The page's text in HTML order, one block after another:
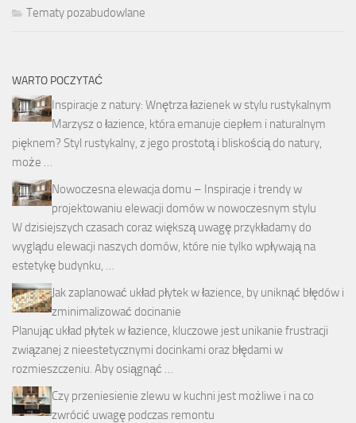
Tematy pozabudowlane
WARTO POCZYTAĆ
Inspiracje z natury: Wnętrza łazienek w stylu rustykalnym
Marzysz o łazience, która emanuje ciepłem i naturalnym
pięknem? Styl rustykalny, z jego prostotą i bliskością do natury,
może …
Nowoczesna elewacja domu – Inspiracje i trendy w
projektowaniu elewacji domów w nowoczesnym stylu
W dzisiejszych czasach coraz większą uwagę przykładamy do
wyglądu elewacji naszych domów, które nie tylko wpływają na
estetykę budynku, …
Jak zaplanować układ płytek w łazience, by uniknąć błędów i
zminimalizować docinanie
Planując układ płytek w łazience, kluczowe jest unikanie frustracji
związanej z nieestetycznymi docinkami oraz błędami w
rozmieszczeniu. Aby osiągnąć …
Czy przeniesienie zlewu w kuchni jest możliwe i na co
zwrócić uwagę podczas remontu